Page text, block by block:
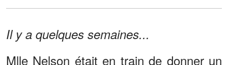
Il y a quelques semaines...
Mlle Nelson était en train de donner un